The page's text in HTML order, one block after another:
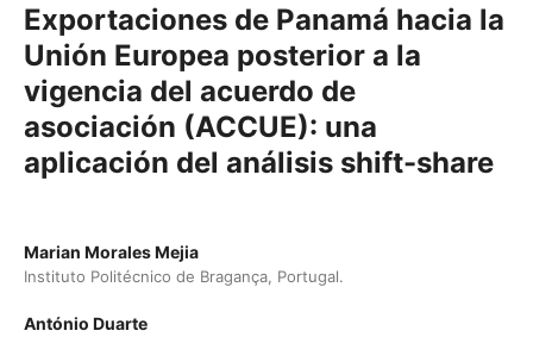
Exportaciones de Panamá hacia la
Unión Europea posterior a la
vigencia del acuerdo de
asociación (ACCUE): una
aplicación del análisis shift-share
Marian Morales Mejia
Instituto Politécnico de Bragança, Portugal.
António Duarte